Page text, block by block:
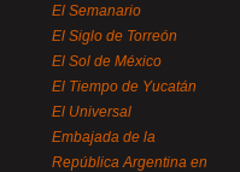
El Semanario
El Siglo de Torreón
El Sol de México
El Tiempo de Yucatán
El Universal
Embajada de la
República Argentina en